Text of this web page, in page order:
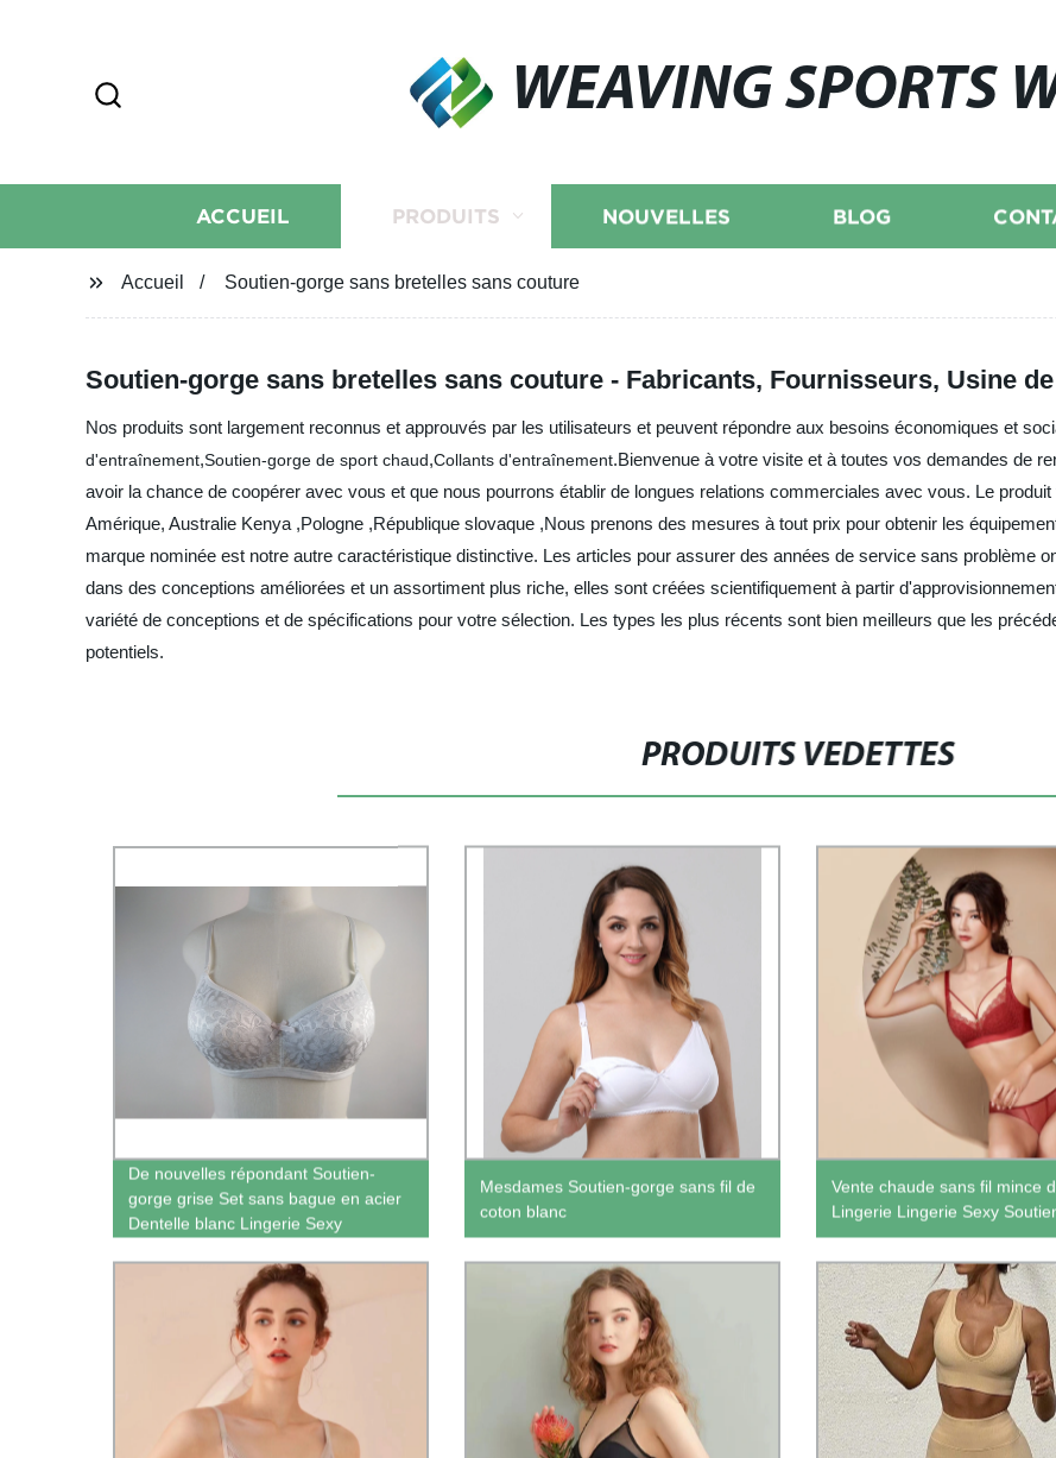
WEAVING SPORTS
ACCUEIL PRODUITS NOUVELLES BLOG
Accueil Soutien-gorge sans bretelles sans couture
Soutien-gorge sans bretelles sans couture - Fabricants, Fournisseurs, Usine de
Nos produits sont largement reconnus et approuvés par les utilisateurs et peuvent répondre aux besoins économiques et
d'entraînement,Soutien-gorge de sport chaud,Collants d'entraînement.Bienvenue à votre visite et à toutes vos demandes de
avoir la chance de coopérer avec vous et que nous pourrons établir de longues relations commerciales avec vous. Le
Amérique, Australie Kenya ,Pologne ,République slovaque ,Nous prenons des mesures à tout prix pour obtenir les
marque nominée est notre autre caractéristique distinctive. Les articles pour assurer des années de service sans problème
dans des conceptions améliorées et un assortiment plus riche, elles sont créées scientifiquement à partir
variété de conceptions et de spécifications pour votre sélection. Les types les plus récents sont bien meilleurs que les
potentiels.
PRODUITS VEDETTES
De nouvelles répondant Soutien-
gorge grise Set sans bague en acier
Dentelle blanc Lingerie Sexy
Mesdames Soutien-gorge sans fil de
coton blanc
Vente chaude sans fil mince
Lingerie Lingerie Sexy